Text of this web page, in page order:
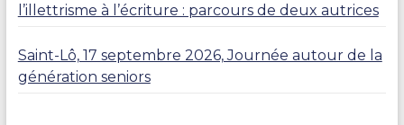
l’illettrisme à l’écriture : parcours de deux autrices
Saint-Lô, 17 septembre 2026, Journée autour de la
génération seniors